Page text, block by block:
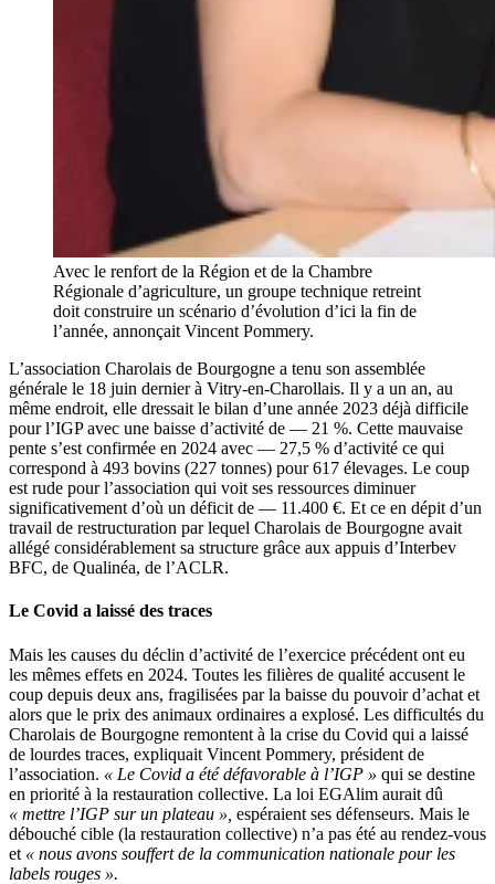
Avec le renfort de la Région et de la Chambre
Régionale d’agriculture, un groupe technique retreint
doit construire un scénario d’évolution d’ici la fin de
l’année, annonçait Vincent Pommery.
L’association Charolais de Bourgogne a tenu son assemblée
générale le 18 juin dernier à Vitry-en-Charollais. Il y a un an, au
même endroit, elle dressait le bilan d’une année 2023 déjà difficile
pour l’IGP avec une baisse d’activité de — 21 %. Cette mauvaise
pente s’est confirmée en 2024 avec — 27,5 % d’activité ce qui
correspond à 493 bovins (227 tonnes) pour 617 élevages. Le coup
est rude pour l’association qui voit ses ressources diminuer
significativement d’où un déficit de — 11.400 €. Et ce en dépit d’un
travail de restructuration par lequel Charolais de Bourgogne avait
allégé considérablement sa structure grâce aux appuis d’Interbev
BFC, de Qualinéa, de l’ACLR.
Le Covid a laissé des traces
Mais les causes du déclin d’activité de l’exercice précédent ont eu
les mêmes effets en 2024. Toutes les filières de qualité accusent le
coup depuis deux ans, fragilisées par la baisse du pouvoir d’achat et
alors que le prix des animaux ordinaires a explosé. Les difficultés du
Charolais de Bourgogne remontent à la crise du Covid qui a laissé
de lourdes traces, expliquait Vincent Pommery, président de
l’association. « Le Covid a été défavorable à l’IGP » qui se destine
en priorité à la restauration collective. La loi EGAlim aurait dû
« mettre l’IGP sur un plateau », espéraient ses défenseurs. Mais le
débouché cible (la restauration collective) n’a pas été au rendez-vous
et « nous avons souffert de la communication nationale pour les
labels rouges ».